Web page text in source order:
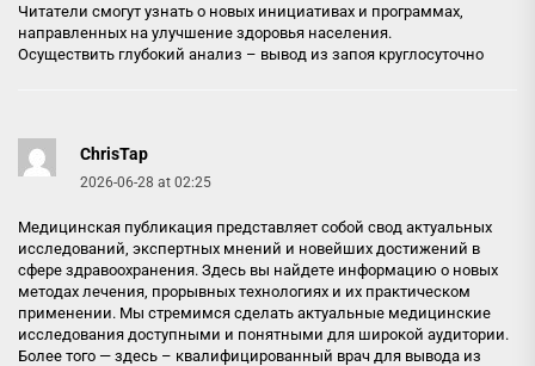
Читатели смогут узнать о новых инициативах и программах,
направленных на улучшение здоровья населения.
Осуществить глубокий анализ – вывод из запоя круглосуточно
ChrisTap
2026-06-28 at 02:25
Медицинская публикация представляет собой свод актуальных
исследований, экспертных мнений и новейших достижений в
сфере здравоохранения. Здесь вы найдете информацию о новых
методах лечения, прорывных технологиях и их практическом
применении. Мы стремимся сделать актуальные медицинские
исследования доступными и понятными для широкой аудитории.
Более того — здесь – квалифицированный врач для вывода из